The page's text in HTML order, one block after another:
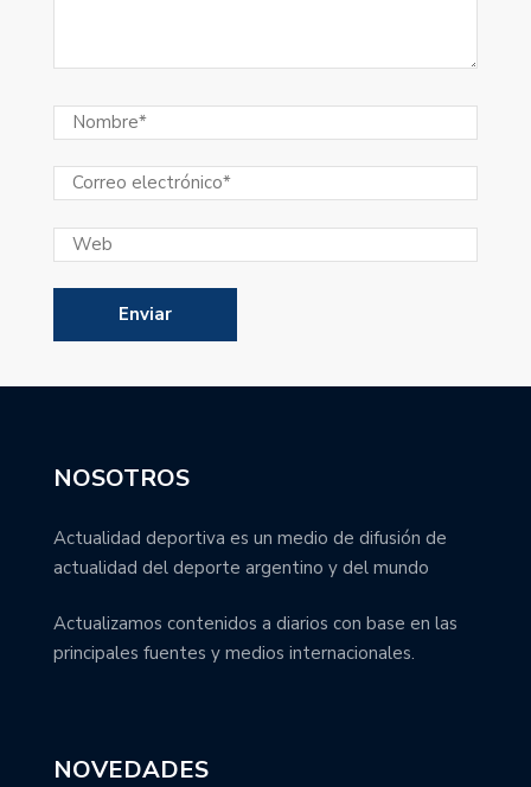
NOSOTROS
Actualidad deportiva es un medio de difusión de
actualidad del deporte argentino y del mundo
Actualizamos contenidos a diarios con base en las
principales fuentes y medios internacionales.
NOVEDADES